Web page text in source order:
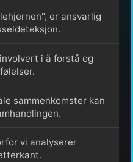
er ansvarlig
i å forstå og
sammenkomster kan
vi analyserer